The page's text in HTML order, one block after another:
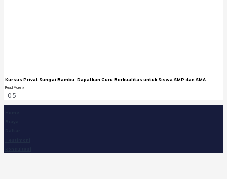
Kursus Privat Sungai Bambu: Dapatkan Guru Berkualitas untuk Siswa SMP dan SMA
Read More »